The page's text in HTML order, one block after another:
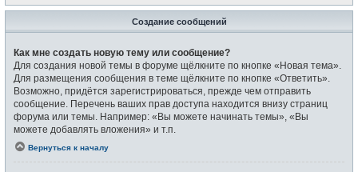
Создание сообщений
Как мне создать новую тему или сообщение?
Для создания новой темы в форуме щёлкните по кнопке «Новая тема».
Для размещения сообщения в теме щёлкните по кнопке «Ответить».
Возможно, придётся зарегистрироваться, прежде чем отправить
сообщение. Перечень ваших прав доступа находится внизу страниц
форума или темы. Например: «Вы можете начинать темы», «Вы
можете добавлять вложения» и т.п.
Вернуться к началу